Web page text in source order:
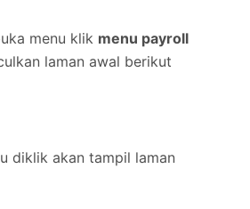
menu klik menu payroll
laman awal berikut
diklik akan tampil laman